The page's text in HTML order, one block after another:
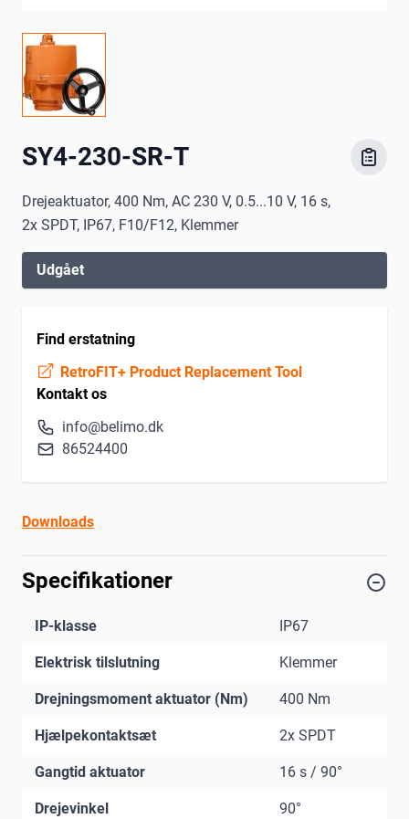
SY4-230-SR-T
Drejeaktuator, 400 Nm, AC 230 V, 0.5...10 V, 16 s,
2x SPDT, IP67, F10/F12, Klemmer
Udgået
Find erstatning
RetroFIT+ Product Replacement Tool
Kontakt os
info@belimo.dk
86524400
Downloads
Specifikationer
IP-klasse IP67
Elektrisk tilslutning Klemmer
Drejningsmoment aktuator (Nm) 400 Nm
Hjælpekontaktsæt 2x SPDT
Gangtid aktuator 16 s / 90°
Drejevinkel 90°